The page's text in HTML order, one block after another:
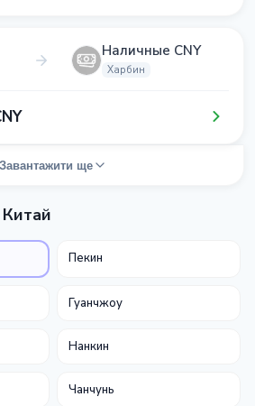
Наличные CNY
Харбин
Завантажити ще
Пекин
Гуанчжоу
Нанкин
Чанчунь